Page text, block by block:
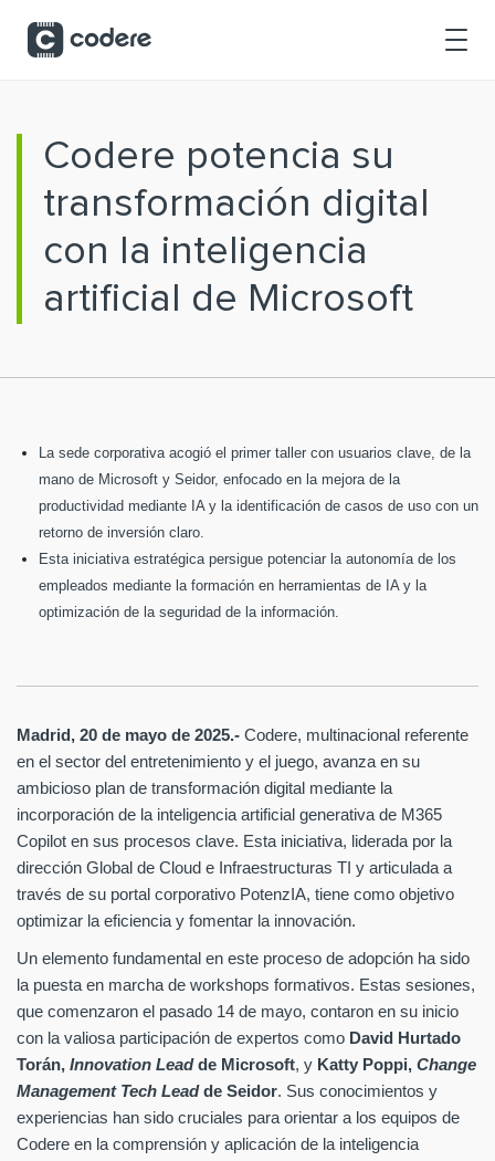
Codere potencia su
transformación digital
con la inteligencia
artificial de Microsoft
La sede corporativa acogió el primer taller con usuarios clave, de la
mano de Microsoft y Seidor, enfocado en la mejora de la
productividad mediante IA y la identificación de casos de uso con un
retorno de inversión claro.
Esta iniciativa estratégica persigue potenciar la autonomía de los
empleados mediante la formación en herramientas de IA y la
optimización de la seguridad de la información.
Madrid, 20 de mayo de 2025.- Codere, multinacional referente
en el sector del entretenimiento y el juego, avanza en su
ambicioso plan de transformación digital mediante la
incorporación de la inteligencia artificial generativa de M365
Copilot en sus procesos clave. Esta iniciativa, liderada por la
dirección Global de Cloud e Infraestructuras TI y articulada a
través de su portal corporativo PotenzIA, tiene como objetivo
optimizar la eficiencia y fomentar la innovación.
Un elemento fundamental en este proceso de adopción ha sido
la puesta en marcha de workshops formativos. Estas sesiones,
que comenzaron el pasado 14 de mayo, contaron en su inicio
con la valiosa participación de expertos como David Hurtado
Torán, Innovation Leadde Microsoft, y Katty Poppi, Change
Management Tech Leadde Seidor. Sus conocimientos y
experiencias han sido cruciales para orientar a los equipos de
Codere en la comprensión y aplicación de la inteligencia